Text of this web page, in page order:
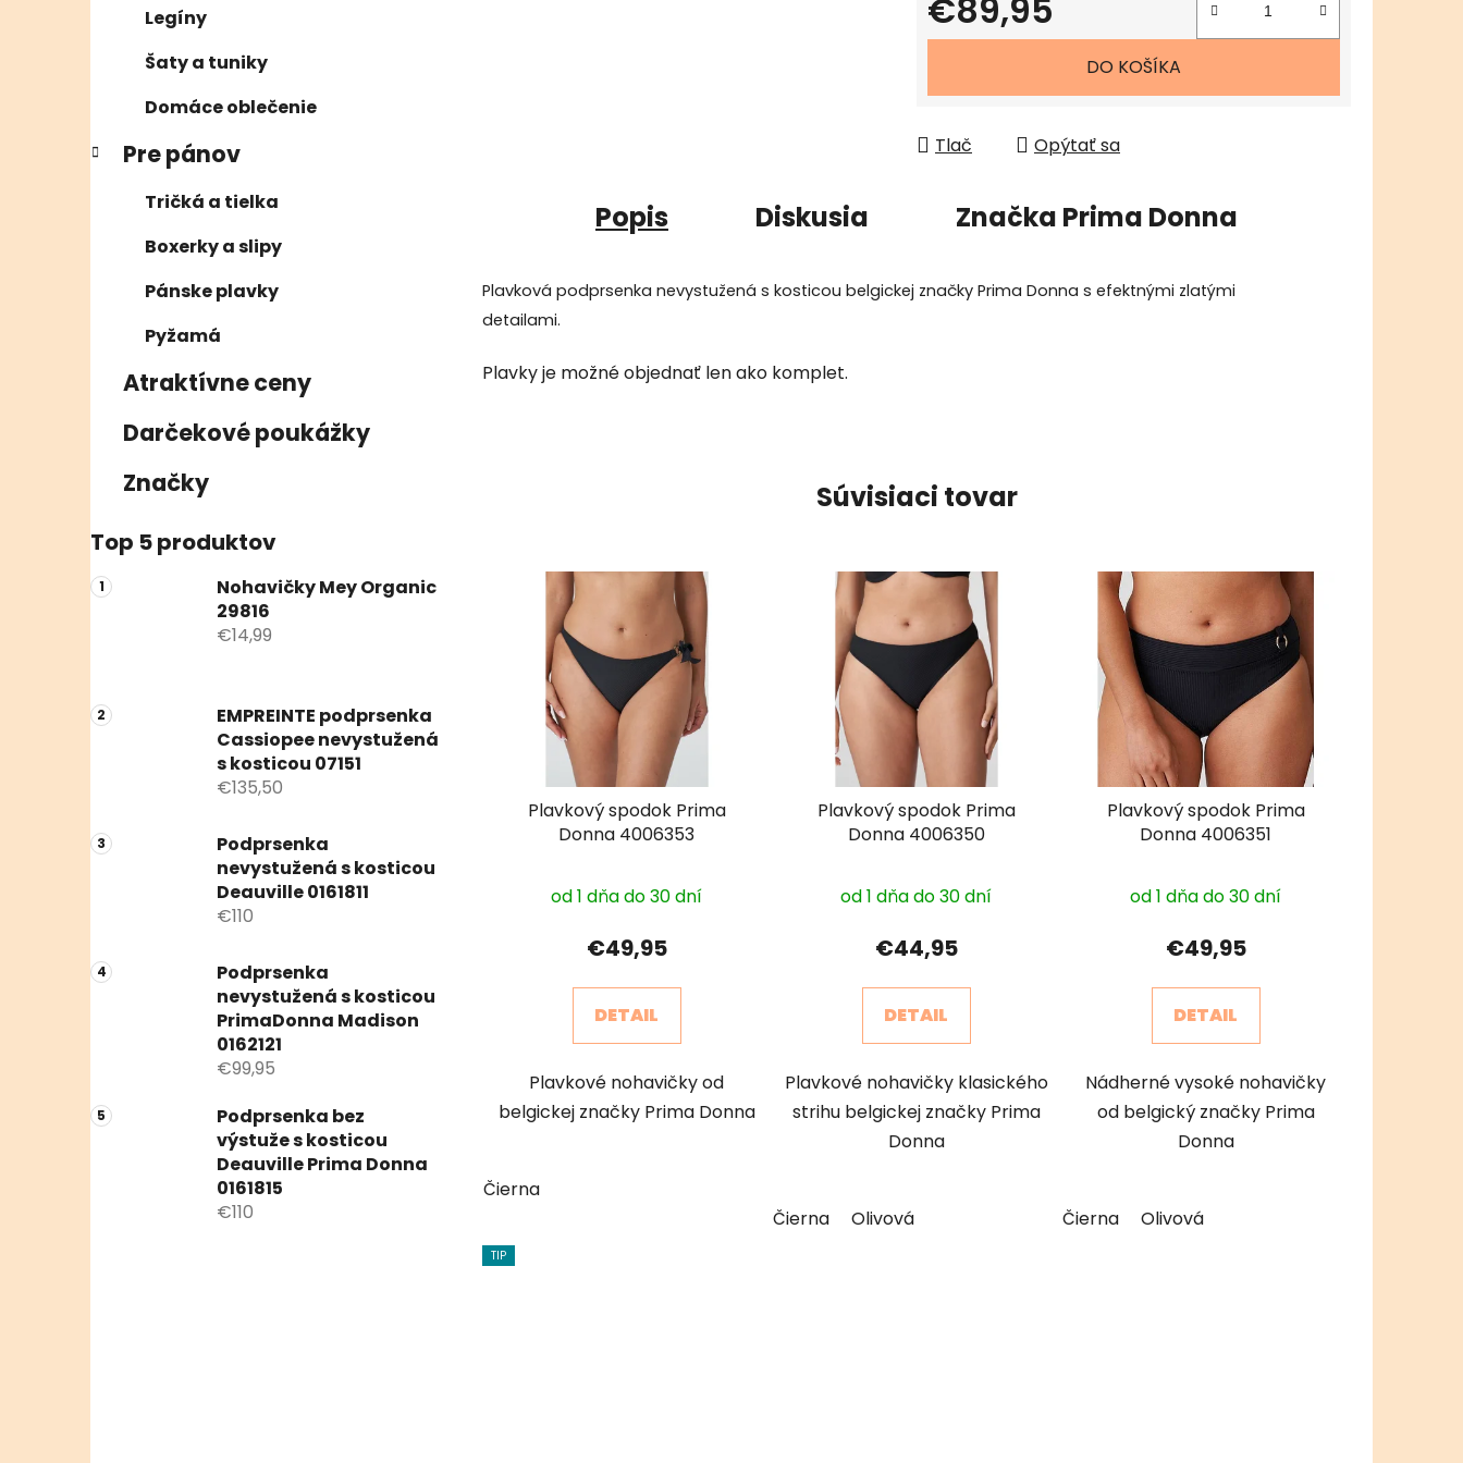
Legíny
Šaty a tuniky
Domáce oblečenie
Pre pánov
Tričká a tielka
Boxerky a slipy
Pánske plavky
Pyžamá
Atraktívne ceny
Darčekové poukážky
Značky
Top 5 produktov
Nohavičky Mey Organic
29816
€14,99
EMPREINTE podprsenka
Cassiopee nevystužená
s kosticou 07151
€135,50
Podprsenka
nevystužená s kosticou
Deauville 0161811
€110
Podprsenka
nevystužená s kosticou
PrimaDonna Madison
0162121
€99,95
Podprsenka bez
výstuže s kosticou
Deauville Prima Donna
0161815
€110
€89,95
Jednotková cena:
DO KOŠÍKA
Tlač Opýtať sa
Popis Diskusia Značka Prima Donna
Plavková podprsenka nevystužená s kosticou belgickej značky Prima Donna s efektnými zlatými
detailami.
Plavky je možné objednať len ako komplet.
Súvisiaci tovar
Plavkový spodok Prima
Donna 4006353
od 1 dňa do 30 dní
€49,95
DETAIL
Plavkové nohavičky od
belgickej značky Prima Donna
Čierna
Plavkový spodok Prima
Donna 4006350
od 1 dňa do 30 dní
€44,95
DETAIL
Plavkové nohavičky klasického
strihu belgickej značky Prima
Donna
Čierna Olivová
Plavkový spodok Prima
Donna 4006351
od 1 dňa do 30 dní
€49,95
DETAIL
Nádherné vysoké nohavičky
od belgický značky Prima
Donna
Čierna Olivová
TIP